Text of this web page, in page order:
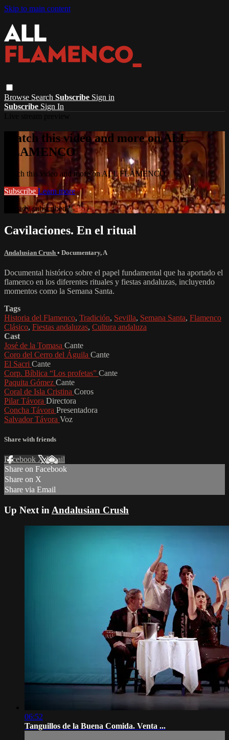
Skip to main content
Browse Search Subscribe Sign in
Subscribe Sign In
Watch this video and more on ALL
FLAMENCO
Watch this video and more on ALL FLAMENCO
Subscribe Learn more
Already subscribed?Sign in
Cavilaciones. En el ritual
Andalusian Crush • Documentary, A
Documental histórico sobre el papel fundamental que ha aportado el
flamenco en los diferentes rituales y fiestas andaluzas, incluyendo
momentos como la Semana Santa.
Tags
Historia del Flamenco, Tradición, Sevilla, Semana Santa, Flamenco
Clásico, Fiestas andaluzas, Cultura andaluza
Cast
José de la Tomasa Cante
Coro del Cerro del Águila Cante
El Sacri Cante
Corp. Bíblica “Los profetas” Cante
Paquita Gómez Cante
Coral de Isla Cristina Coros
Pilar Távora Directora
Concha Távora Presentadora
Salvador Távora Voz
Share with friends
Facebook XEmail
Share on Facebook
Share on X
Share via Email
Up Next in Andalusian Crush
06:52
Tanguillos de la Buena Comida. Venta ...